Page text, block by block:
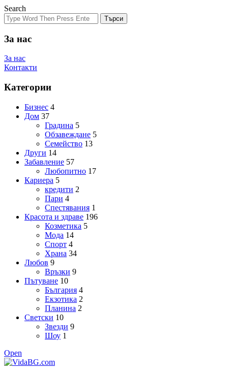
Search
Търси
За нас
За нас
Контакти
Категории
Бизнес 4
Дом 37
Градина 5
Обзавеждане 5
Семейство 13
Други 14
Забавление 57
Любопитно 17
Кариера 5
кредити 2
Пари 4
Спестявания 1
Красота и здраве 196
Козметика 5
Мода 14
Спорт 4
Храна 34
Любов 9
Връзки 9
Пътуване 10
България 4
Екзотика 2
Планина 2
Светски 10
Звезди 9
Шоу 1
Open